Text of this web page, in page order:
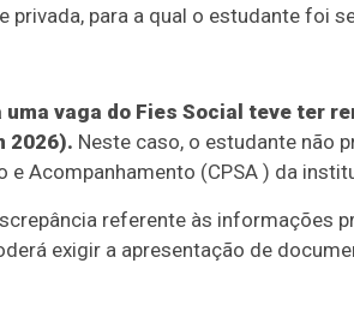
para a qual o estudante foi
vaga do Fies Social teve ter
2026). Neste caso, o estudante não
e Acompanhamento (CPSA ) da
referente às informações
exigir a apresentação de